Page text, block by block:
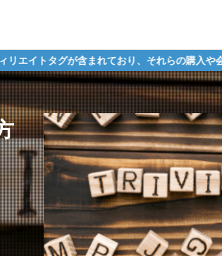
ており、それらの購入や会員の成約、ダウン